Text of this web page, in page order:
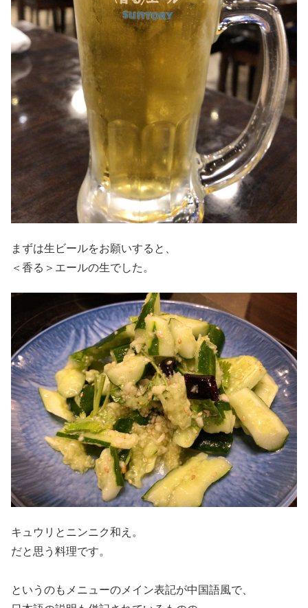
まずは生ビールをお願いすると、
＜香る＞エールの生でした。
キュウリとニンニク和え。
だと思う料理です。
というのもメニューのメイン表記が中国語風で、